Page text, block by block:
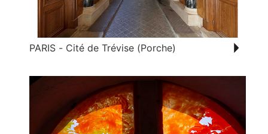
PARIS - Cité de Trévise (Porche)